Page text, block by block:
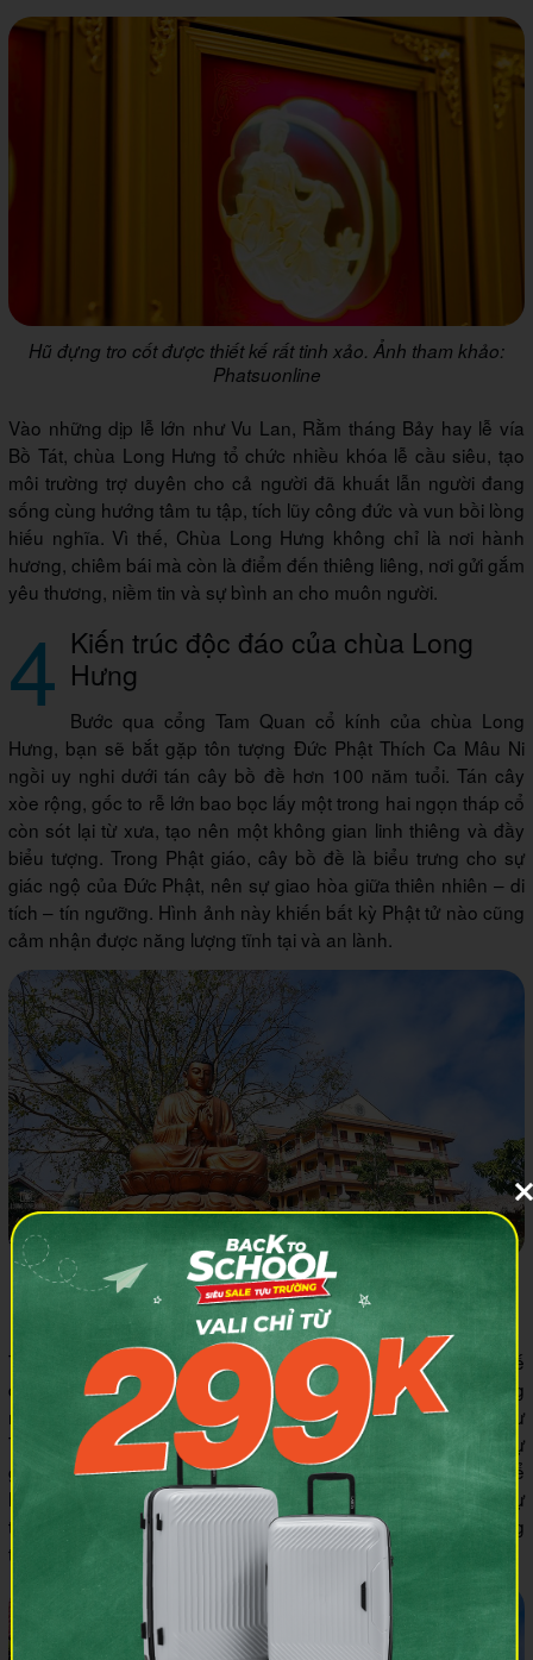
Hũ đựng tro cốt được thiết kế rất tinh xảo. Ảnh tham khảo:
Phatsuonline
Vào những dịp lễ lớn như Vu Lan, Rằm tháng Bảy hay lễ vía
Bồ Tát, chùa Long Hưng tổ chức nhiều khóa lễ cầu siêu, tạo
môi trường trợ duyên cho cả người đã khuất lẫn người đang
sống cùng hướng tâm tu tập, tích lũy công đức và vun bồi lòng
hiếu nghĩa. Vì thế, Chùa Long Hưng không chỉ là nơi hành
hương, chiêm bái mà còn là điểm đến thiêng liêng, nơi gửi gắm
yêu thương, niềm tin và sự bình an cho muôn người.
4 Kiến trúc độc đáo của chùa Long
Hưng
Bước qua cổng Tam Quan cổ kính của chùa Long
Hưng, bạn sẽ bắt gặp tôn tượng Đức Phật Thích Ca Mâu Ni
ngồi uy nghi dưới tán cây bồ đề hơn 100 năm tuổi. Tán cây
xòe rộng, gốc to rễ lớn bao bọc lấy một trong hai ngọn tháp cổ
còn sót lại từ xưa, tạo nên một không gian linh thiêng và đầy
biểu tượng. Trong Phật giáo, cây bồ đề là biểu trưng cho sự
giác ngộ của Đức Phật, nên sự giao hòa giữa thiên nhiên – di
tích – tín ngưỡng. Hình ảnh này khiến bất kỳ Phật tử nào cũng
cảm nhận được năng lượng tĩnh tại và an lành.
Tượng Đức Phật Thích Ca Mâu Ni dưới tán cây bồ đề. Ảnh
tham khảo: Luong Dinh Khoa
Từ tòa Tam Bảo đến nhà Tổ, toàn bộ công trình được thiết kế
đồng bộ theo phong cách khung võng thếp bạc, trang trí bằng
những tấm hoành phi, câu đối, đại tự ca ngợi Đức Phật và chư
Tổ. Tất cả đều được viết bằng thư pháp tiếng Việt, thể hiện sự
gần gũi, tinh tế và tôn vinh văn hóa dân tộc. Chính cách thể
hiện này giúp người đến lễ Phật không chỉ cảm nhận được sự
trang nghiêm mà còn thấm nhuần tinh thần biết ơn và hướng
thiện, hướng đến lối sống tích cực và an vui.